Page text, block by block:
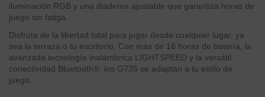
iluminación RGB y una diadema ajustable que garantiza horas de
juego sin fatiga.
Disfruta de la libertad total para jugar desde cualquier lugar, ya
sea la terraza o tu escritorio. Con más de 16 horas de batería, la
avanzada tecnología inalámbrica LIGHTSPEED y la versátil
conectividad Bluetooth®, los G735 se adaptan a tu estilo de
juego.